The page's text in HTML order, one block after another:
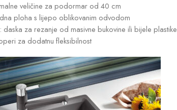
veličine za podormar od 40 cm
ploha s lijepo oblikovanim odvodom
za rezanje od masivne bukovine ili bijele plastike
za dodatnu fleksibilnost